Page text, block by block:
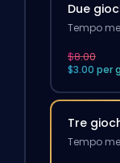
Due
Tempo
$8.00
$3.00 per
Tre
Tempo